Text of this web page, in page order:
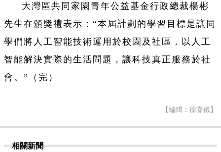
大灣區共同家園青年公益基金行政總裁楊彬
先生在頒獎禮表示：“本屆計劃的學習目標是讓同
學們將人工智能技術運用於校園及社區，以人工
智能解決實際的生活問題，讓科技真正服務於社
會。”（完）
【編輯：徐嘉儀】
相關新聞